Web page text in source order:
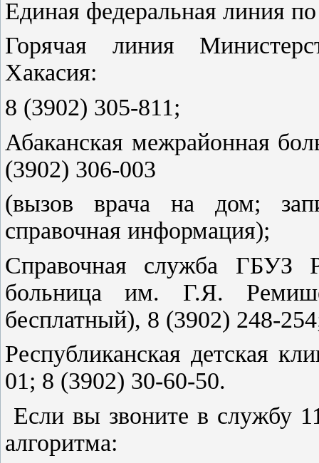
Единая федеральная линия
Горячая линия
Хакасия:
8 (3902) 305-811;
Абаканская межрайонная
(3902) 306-003
(вызов врача на дом;
справочная информация);
Справочная служба ГБУЗ
больница им. Г.Я.
бесплатный), 8 (3902) 248-
Республиканская детская
01; 8 (3902) 30-60-50.
Если вы звоните в службу
алгоритма: